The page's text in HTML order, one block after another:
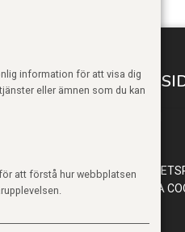
MINA
HANTERA
information för att visa dig
eller ämnen som du kan
att förstå hur webbplatsen